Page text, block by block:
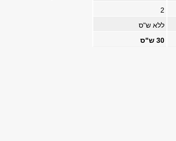
2
ללא ש"ס
30 ש"ס